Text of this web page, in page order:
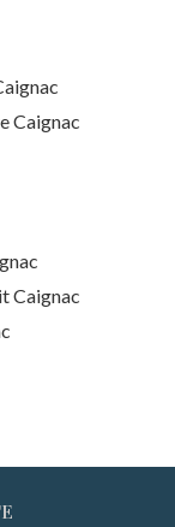
Caignac
Caignac